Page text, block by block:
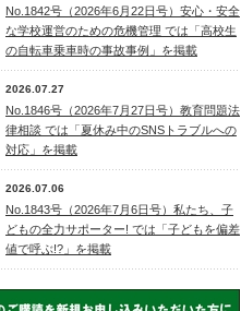
No.1842号（2026年6月22日号）安心・安全
な学校運営のための危機管理 では「高校生
の自転車乗車時の事故事例」を掲載
2026.07.27
No.1846号（2026年7月27日号）教育問題法
律相談 では「夏休み中のSNSトラブルへの
対応」を掲載
2026.07.06
No.1843号（2026年7月6日号）私たち、子
どもの全力サポーター! では「子どもを偏差
値で呼ぶ!?」を掲載